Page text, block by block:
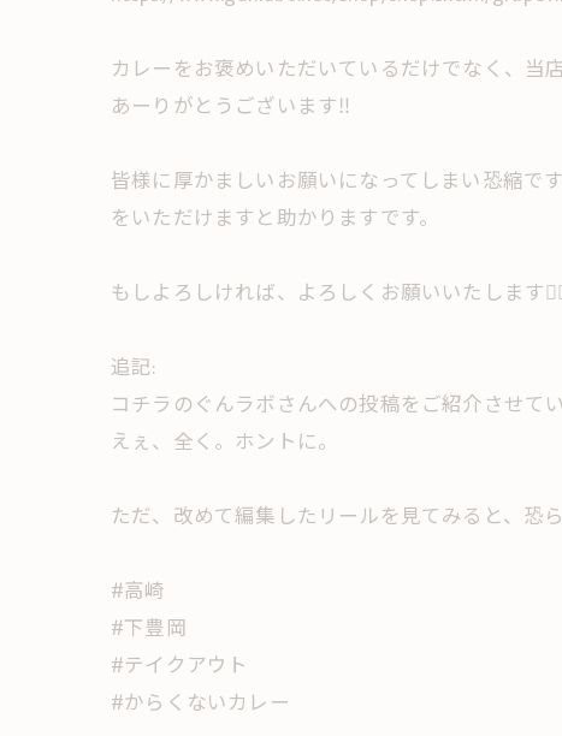
カレーをお褒めいただいているだけでなく、
あーりがとうございます‼︎
皆様に厚かましいお願いになってしまい恐縮で
をいただけますと助かりますです。
もしよろしければ、よろしくお願いいたします
追記:
コチラのぐんラボさんへの投稿をご紹介させて
えぇ、全く。ホントに。
ただ、改めて編集したリールを見てみると、恐
#高崎
#下豊岡
#テイクアウト
#からくないカレー